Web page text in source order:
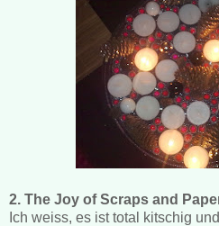
2. The Joy of Scraps and
Ich weiss, es ist total kitschig